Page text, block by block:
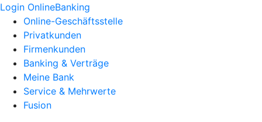
Login OnlineBanking
Online-Geschäftsstelle
Privatkunden
Firmenkunden
Banking & Verträge
Meine Bank
Service & Mehrwerte
Fusion